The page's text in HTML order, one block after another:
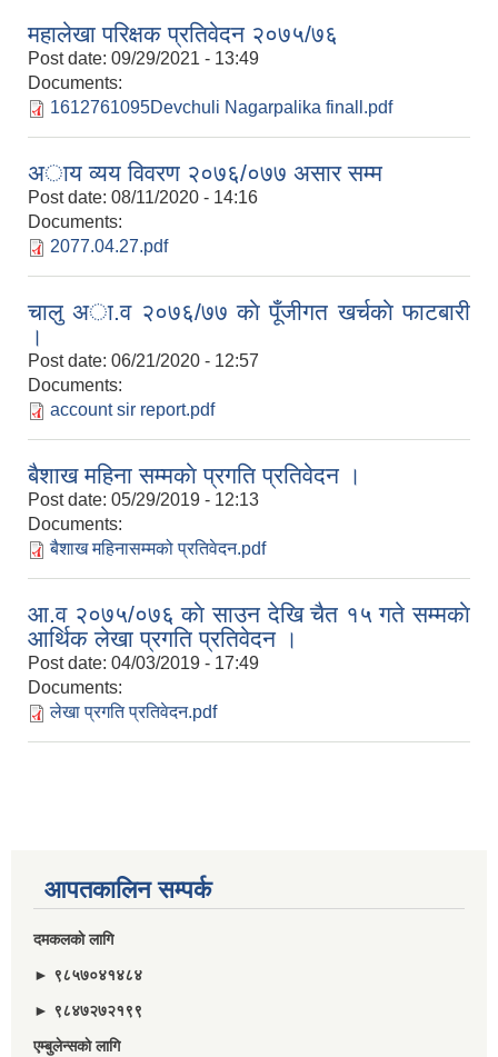
महालेखा परिक्षक प्रतिवेदन २०७५/७६
Post date: 09/29/2021 - 13:49
Documents:
1612761095Devchuli Nagarpalika finall.pdf
अाय व्यय विवरण २०७६/०७७ असार सम्म
Post date: 08/11/2020 - 14:16
Documents:
2077.04.27.pdf
चालु अा.व २०७६/७७ काे पूँजीगत खर्चकाे फाटबारी
।
Post date: 06/21/2020 - 12:57
Documents:
account sir report.pdf
बैशाख महिना सम्मकाे प्रगति प्रतिवेदन ।
Post date: 05/29/2019 - 12:13
Documents:
बैशाख महिनासम्मको प्रतिवेदन.pdf
आ.व २०७५/०७६ काे साउन देखि चैत १५ गते सम्मकाे
आर्थिक लेखा प्रगति प्रतिवेदन ।
Post date: 04/03/2019 - 17:49
Documents:
लेखा प्रगति प्रतिवेदन.pdf
आपतकालिन सम्पर्क
दमकलकाे लागि
► ९८५७०४१४८४
► ९८४७२७२१९९
एम्बुलेन्सकाे लागि